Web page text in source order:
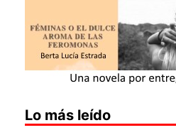
Lo más leído